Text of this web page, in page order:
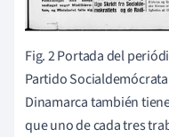
Fig. 2 Portada del
Partido
Dinamarca también
que uno de cada tres